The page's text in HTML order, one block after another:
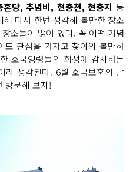
혼당, 추념비, 현충천, 현충지 등
다시 한번 생각해 볼만한 장소
소들이 많이 있다. 꼭 어떤 기념
도 관심을 가지고 찾아와 볼만하
호국영령들의 희생에 감사하는
라 생각된다. 6월 호국보훈의 달
방문해 보자!